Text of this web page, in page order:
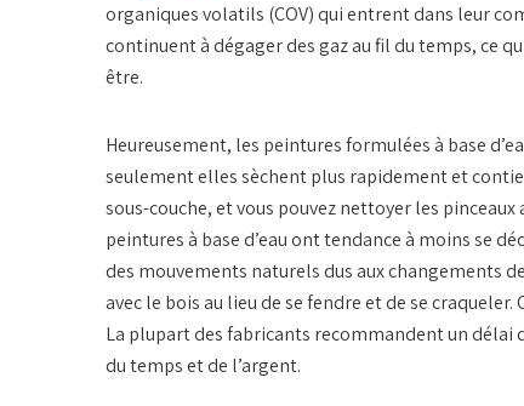
organiques volatils (COV) qui entrent dans leur
continuent à dégager des gaz au fil du temps, ce
être.
Heureusement, les peintures formulées à base
seulement elles sèchent plus rapidement et
sous-couche, et vous pouvez nettoyer les
peintures à base d’eau ont tendance à moins se
des mouvements naturels dus aux changements
avec le bois au lieu de se fendre et de se
La plupart des fabricants recommandent un délai
du temps et de l’argent.